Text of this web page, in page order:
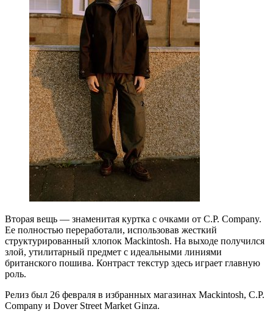
Вторая вещь — знаменитая куртка с очками от C.P. Company.
Ее полностью переработали, использовав жесткий
структурированный хлопок Mackintosh. На выходе получился
злой, утилитарный предмет с идеальными линиями
британского пошива. Контраст текстур здесь играет главную
роль.
Релиз был 26 февраля в избранных магазинах Mackintosh, C.P.
Company и Dover Street Market Ginza.